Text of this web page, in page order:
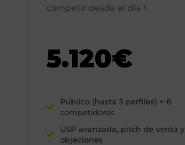
competir desde el día 1.
5.120€
Público (hasta 5 perfiles) + 6
competidores
USP avanzada, pitch de venta y
objeciones